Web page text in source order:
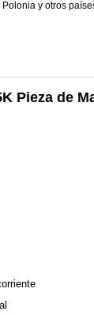
Polonia y otros
Pieza de